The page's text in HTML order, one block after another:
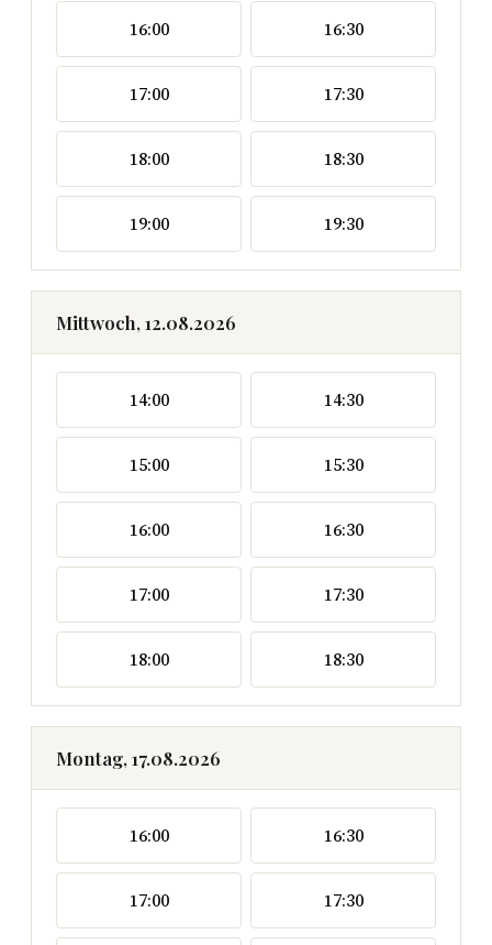
16:00 16:30
17:00 17:30
18:00 18:30
19:00 19:30
Mittwoch, 12.08.2026
14:00 14:30
15:00 15:30
16:00 16:30
17:00 17:30
18:00 18:30
Montag, 17.08.2026
16:00 16:30
17:00 17:30